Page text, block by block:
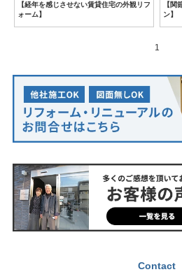
【経年を感じさせない賃貸住宅の外観リフ
ォーム】
【関
ン】
1
Contact